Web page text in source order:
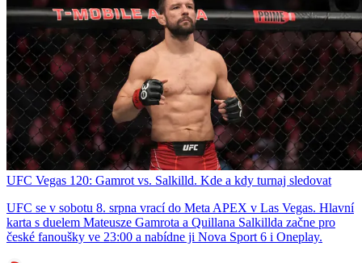
UFC Vegas 120: Gamrot vs. Salkilld. Kde a kdy turnaj sledovat
UFC se v sobotu 8. srpna vrací do Meta APEX v Las Vegas. Hlavní
karta s duelem Mateusze Gamrota a Quillana Salkillda začne pro
české fanoušky ve 23:00 a nabídne ji Nova Sport 6 i Oneplay.